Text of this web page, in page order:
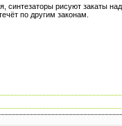
рисуют закаты
по другим законам.